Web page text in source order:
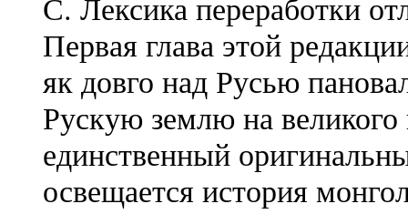
Первая глава этой
як довго над Русью
Рускую землю на
единственный
освещается история